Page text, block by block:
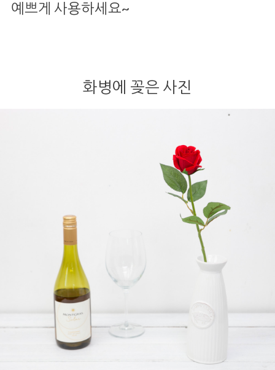
예쁘게 사용하세요~
화병에 꽂은 사진